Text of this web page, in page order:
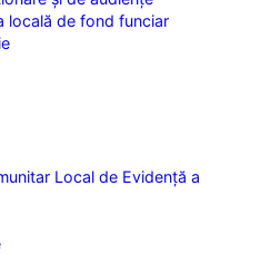
locală de fond funciar
Local de Evidență a